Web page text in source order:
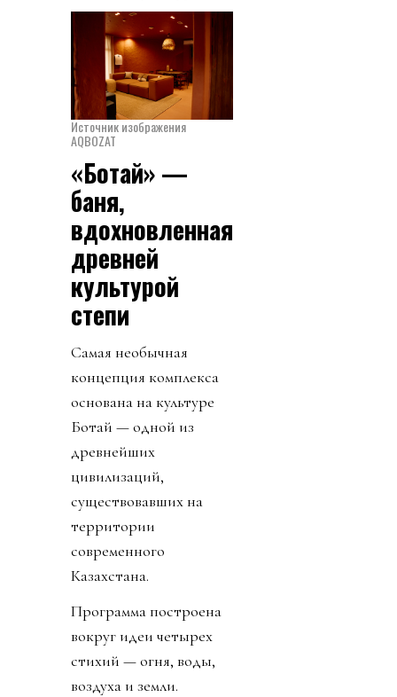
Источник изображения
AQBOZAT
«Ботай» —
баня,
вдохновленная
древней
культурой
степи
Самая необычная
концепция комплекса
основана на культуре
Ботай — одной из
древнейших
цивилизаций,
существовавших на
территории
современного
Казахстана.
Программа построена
вокруг идеи четырех
стихий — огня, воды,
воздуха и земли.